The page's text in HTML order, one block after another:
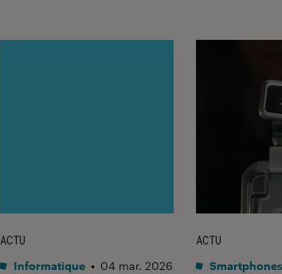
ACTU
Informatique • 04 mar. 2026
ACTU